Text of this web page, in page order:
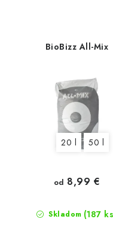
BioBizz All-Mix
20 l 50 l
Skladom (187
od 8,99 €